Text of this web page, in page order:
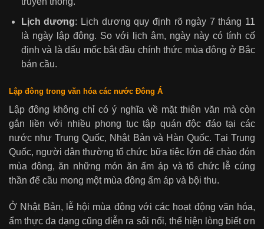
Lịch dương: Lịch dương quy định rõ ngày 7 tháng 11
là ngày lập đông. So với lịch âm, ngày này có tính cố
định và là dấu mốc bắt đầu chính thức mùa đông ở Bắc
bán cầu.
Lập đông trong văn hóa các nước Đông Á
Lập đông không chỉ có ý nghĩa về mặt thiên văn mà còn
gắn liền với nhiều phong tục tập quán độc đáo tại các
nước như Trung Quốc, Nhật Bản và Hàn Quốc. Tại Trung
Quốc, người dân thường tổ chức bữa tiệc lớn để chào đón
mùa đông, ăn những món ăn ấm áp và tổ chức lễ cúng
thần để cầu mong một mùa đông ấm áp và bội thu.
Ở Nhật Bản, lễ hội mùa đông với các hoạt động văn hóa,
ẩm thực đa dạng cũng diễn ra sôi nổi, thể hiện lòng biết ơn